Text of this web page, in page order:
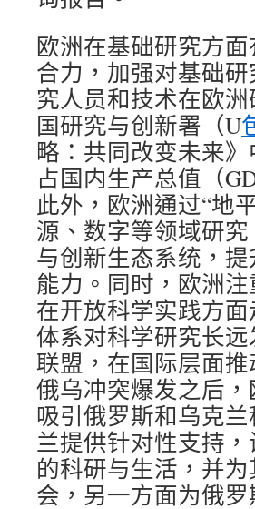
欧洲在基础研究方
合力，加强对基础
究人员和技术在欧
国研究与创新署（U
略：共同改变未来
占国内生产总值（
此外，欧洲通过“地
源、数字等领域研
与创新生态系统，
能力。同时，欧洲
在开放科学实践方
体系对科学研究长
联盟，在国际层面
俄乌冲突爆发之后
吸引俄罗斯和乌克
兰提供针对性支持
的科研与生活，并
会，另一方面为俄